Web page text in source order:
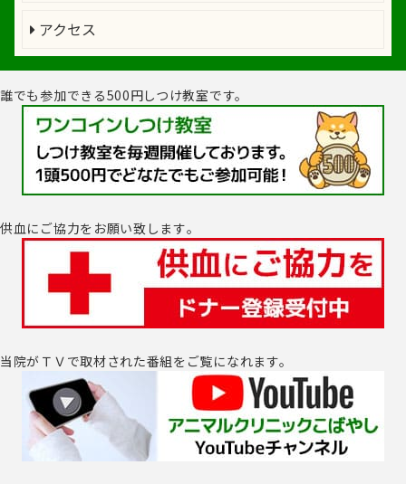
アクセス
誰でも参加できる500円しつけ教室です。
供血にご協力をお願い致します｡
当院がＴＶで取材された番組をご覧になれます。